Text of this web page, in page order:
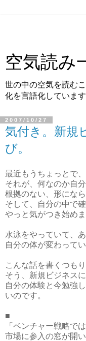
空気読み
世の中の空気を読む
化を言語化しています
2007/10/27
気付き。新規
び。
最近もうちょっとで
それが、何なのか自
根拠のない、形にな
そして、自分の中で
やっと気がつき始め
水泳をやっていて、
自分の体が変わって
こんな話を書くつも
そう、新規ビジネス
自分の体験と今勉強
いのです。
■
「ベンチャー戦略で
市場に参入の窓が開